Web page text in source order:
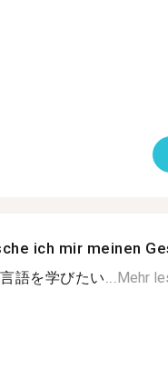
ich mir meinen
語を学びたい...Mehr